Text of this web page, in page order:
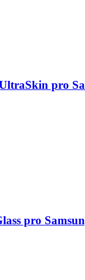
pro
pro